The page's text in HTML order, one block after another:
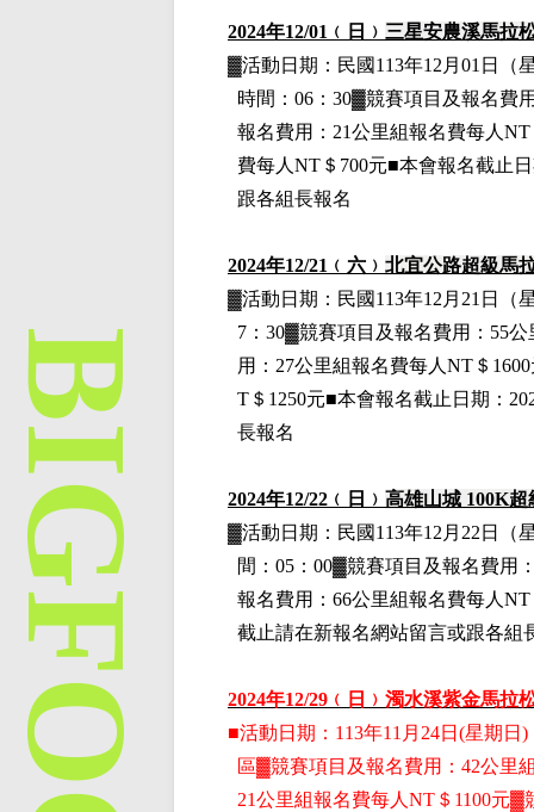
2024年12/01 ﹙日﹚ 三星安農溪馬拉
▓活動日期： 民國113年12月01日
（
時間：06：30▓競賽項目 及報名費
報名費用 ：21公里組報名費每人NT
費每人NT＄700元■本會報名截止
跟各組長報名
2024年12/21 ﹙六﹚ 北宜公路超級馬
▓活動日期： 民國113年12月21日
（
7：30▓競賽項目 及報名費用 ：55
用 ：27公里組報名費每人NT＄
T＄1250元■本會報名截止日期：
長報名
2024年12/22 ﹙日﹚ 高雄山城 100K超
▓活動日期： 民國113年12月22日
（
間：05：00▓競賽項目 及報名費用
報名費用 ：66公里組報名費每人NT
截止請在新報名網站留言或跟各組
2024年12/29 ﹙日﹚ 濁水溪紫金馬拉
■活動日期：113年11月24日(星期日
區▓競賽項目 及報名費用 ：42公里
21公里組報名費每人NT＄1100元▓